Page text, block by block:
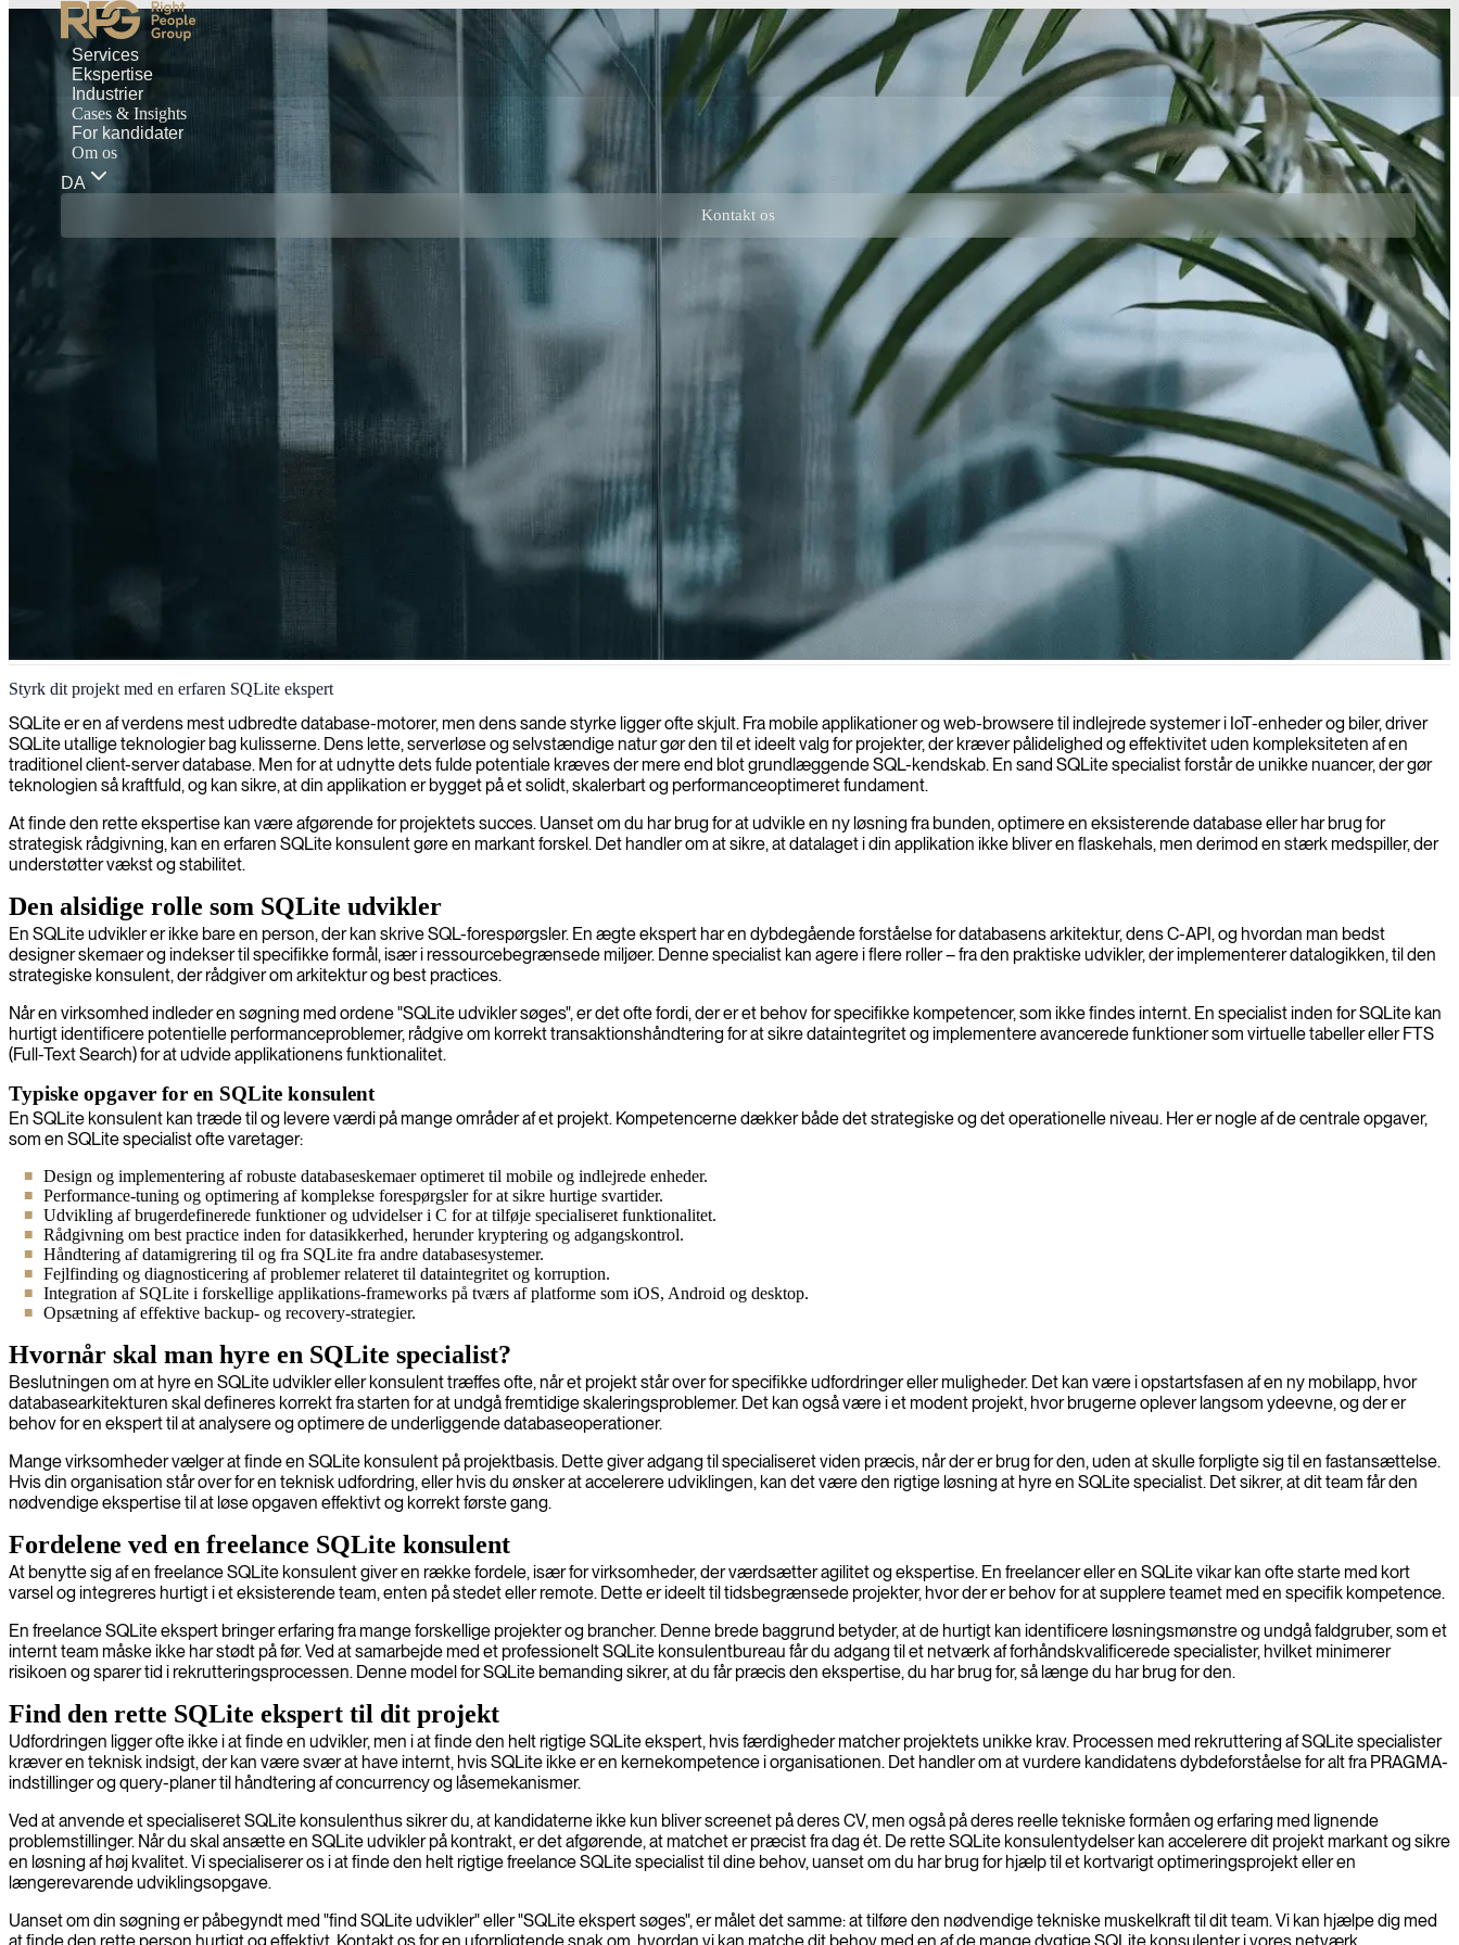
Services
Ekspertise
Industrier
Cases & Insights
For kandidater
Om os
DA
Kontakt os
SQLite databaseudvikling
Vi tilbyder SQLite-udvikling, og hjælper dig med at opbygge letvægts-, serverløse- og selvstændige databaser, der er ideelle til indlejrede systemer og mobilapplikationer, hvor effektivitet og pålidelighed er
afgørende.
Styrk dit projekt med en erfaren SQLite ekspert
SQLite er en af verdens mest udbredte database-motorer, men dens sande styrke ligger ofte skjult. Fra mobile applikationer og web-browsere til indlejrede systemer i IoT-enheder og biler, driver
SQLite utallige teknologier bag kulisserne. Dens lette, serverløse og selvstændige natur gør den til et ideelt valg for projekter, der kræver pålidelighed og effektivitet uden kompleksiteten af en
traditionel client-server database. Men for at udnytte dets fulde potentiale kræves der mere end blot grundlæggende SQL-kendskab. En sand SQLite specialist forstår de unikke nuancer, der gør
teknologien så kraftfuld, og kan sikre, at din applikation er bygget på et solidt, skalerbart og performanceoptimeret fundament.
At finde den rette ekspertise kan være afgørende for projektets succes. Uanset om du har brug for at udvikle en ny løsning fra bunden, optimere en eksisterende database eller har brug for
strategisk rådgivning, kan en erfaren SQLite konsulent gøre en markant forskel. Det handler om at sikre, at datalaget i din applikation ikke bliver en flaskehals, men derimod en stærk medspiller, der
understøtter vækst og stabilitet.
Den alsidige rolle som SQLite udvikler
En SQLite udvikler er ikke bare en person, der kan skrive SQL-forespørgsler. En ægte ekspert har en dybdegående forståelse for databasens arkitektur, dens C-API, og hvordan man bedst
designer skemaer og indekser til specifikke formål, især i ressourcebegrænsede miljøer. Denne specialist kan agere i flere roller – fra den praktiske udvikler, der implementerer datalogikken, til den
strategiske konsulent, der rådgiver om arkitektur og best practices.
Når en virksomhed indleder en søgning med ordene "SQLite udvikler søges", er det ofte fordi, der er et behov for specifikke kompetencer, som ikke findes internt. En specialist inden for SQLite kan
hurtigt identificere potentielle performanceproblemer, rådgive om korrekt transaktionshåndtering for at sikre dataintegritet og implementere avancerede funktioner som virtuelle tabeller eller FTS
(Full-Text Search) for at udvide applikationens funktionalitet.
Typiske opgaver for en SQLite konsulent
En SQLite konsulent kan træde til og levere værdi på mange områder af et projekt. Kompetencerne dækker både det strategiske og det operationelle niveau. Her er nogle af de centrale opgaver,
som en SQLite specialist ofte varetager:
Design og implementering af robuste databaseskemaer optimeret til mobile og indlejrede enheder.
Performance-tuning og optimering af komplekse forespørgsler for at sikre hurtige svartider.
Udvikling af brugerdefinerede funktioner og udvidelser i C for at tilføje specialiseret funktionalitet.
Rådgivning om best practice inden for datasikkerhed, herunder kryptering og adgangskontrol.
Håndtering af datamigrering til og fra SQLite fra andre databasesystemer.
Fejlfinding og diagnosticering af problemer relateret til dataintegritet og korruption.
Integration af SQLite i forskellige applikations-frameworks på tværs af platforme som iOS, Android og desktop.
Opsætning af effektive backup- og recovery-strategier.
Hvornår skal man hyre en SQLite specialist?
Beslutningen om at hyre en SQLite udvikler eller konsulent træffes ofte, når et projekt står over for specifikke udfordringer eller muligheder. Det kan være i opstartsfasen af en ny mobilapp, hvor
databasearkitekturen skal defineres korrekt fra starten for at undgå fremtidige skaleringsproblemer. Det kan også være i et modent projekt, hvor brugerne oplever langsom ydeevne, og der er
behov for en ekspert til at analysere og optimere de underliggende databaseoperationer.
Mange virksomheder vælger at finde en SQLite konsulent på projektbasis. Dette giver adgang til specialiseret viden præcis, når der er brug for den, uden at skulle forpligte sig til en fastansættelse.
Hvis din organisation står over for en teknisk udfordring, eller hvis du ønsker at accelerere udviklingen, kan det være den rigtige løsning at hyre en SQLite specialist. Det sikrer, at dit team får den
nødvendige ekspertise til at løse opgaven effektivt og korrekt første gang.
Fordelene ved en freelance SQLite konsulent
At benytte sig af en freelance SQLite konsulent giver en række fordele, især for virksomheder, der værdsætter agilitet og ekspertise. En freelancer eller en SQLite vikar kan ofte starte med kort
varsel og integreres hurtigt i et eksisterende team, enten på stedet eller remote. Dette er ideelt til tidsbegrænsede projekter, hvor der er behov for at supplere teamet med en specifik kompetence.
En freelance SQLite ekspert bringer erfaring fra mange forskellige projekter og brancher. Denne brede baggrund betyder, at de hurtigt kan identificere løsningsmønstre og undgå faldgruber, som et
internt team måske ikke har stødt på før. Ved at samarbejde med et professionelt SQLite konsulentbureau får du adgang til et netværk af forhåndskvalificerede specialister, hvilket minimerer
risikoen og sparer tid i rekrutteringsprocessen. Denne model for SQLite bemanding sikrer, at du får præcis den ekspertise, du har brug for, så længe du har brug for den.
Find den rette SQLite ekspert til dit projekt
Udfordringen ligger ofte ikke i at finde en udvikler, men i at finde den helt rigtige SQLite ekspert, hvis færdigheder matcher projektets unikke krav. Processen med rekruttering af SQLite specialister
kræver en teknisk indsigt, der kan være svær at have internt, hvis SQLite ikke er en kernekompetence i organisationen. Det handler om at vurdere kandidatens dybdeforståelse for alt fra PRAGMA-
indstillinger og query-planer til håndtering af concurrency og låsemekanismer.
Ved at anvende et specialiseret SQLite konsulenthus sikrer du, at kandidaterne ikke kun bliver screenet på deres CV, men også på deres reelle tekniske formåen og erfaring med lignende
problemstillinger. Når du skal ansætte en SQLite udvikler på kontrakt, er det afgørende, at matchet er præcist fra dag ét. De rette SQLite konsulentydelser kan accelerere dit projekt markant og sikre
en løsning af høj kvalitet. Vi specialiserer os i at finde den helt rigtige freelance SQLite specialist til dine behov, uanset om du har brug for hjælp til et kortvarigt optimeringsprojekt eller en
længerevarende udviklingsopgave.
Uanset om din søgning er påbegyndt med "find SQLite udvikler" eller "SQLite ekspert søges", er målet det samme: at tilføre den nødvendige tekniske muskelkraft til dit team. Vi kan hjælpe dig med
at finde den rette person hurtigt og effektivt. Kontakt os for en uforpligtende snak om, hvordan vi kan matche dit behov med en af de mange dygtige SQLite konsulenter i vores netværk.